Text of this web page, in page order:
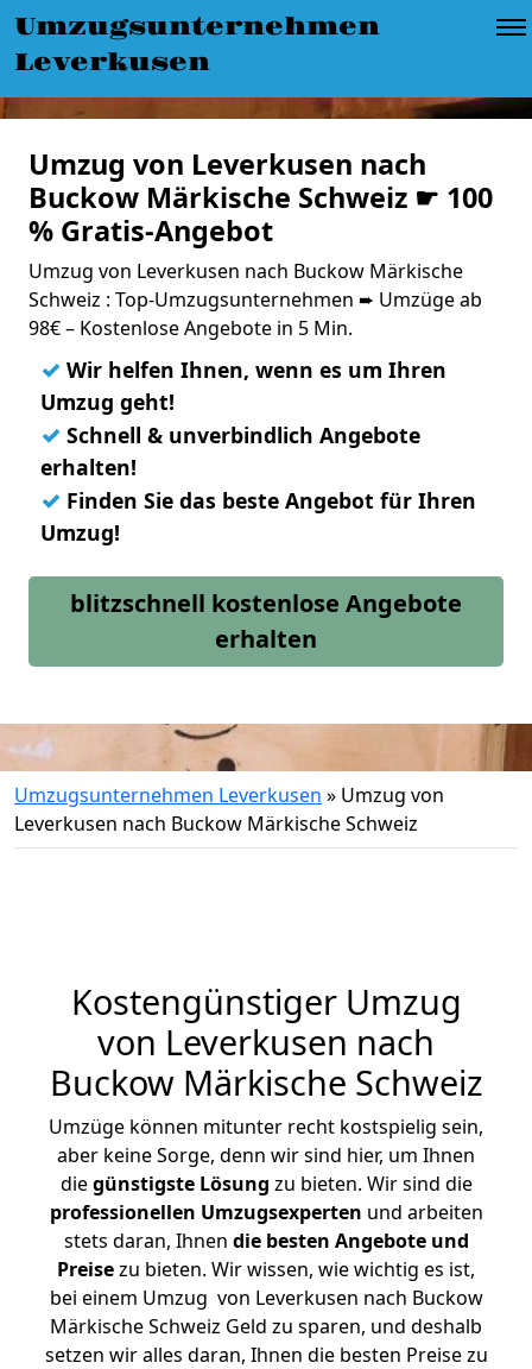
Umzugsunternehmen
Leverkusen
Umzug von Leverkusen nach
Buckow Märkische Schweiz ☛ 100
% Gratis-Angebot
Umzug von Leverkusen nach Buckow Märkische
Schweiz : Top-Umzugsunternehmen ➨ Umzüge ab
98€ – Kostenlose Angebote in 5 Min.
✓ Wir helfen Ihnen, wenn es um Ihren
Umzug geht!
✓ Schnell & unverbindlich Angebote
erhalten!
✓ Finden Sie das beste Angebot für Ihren
Umzug!
blitzschnell kostenlose Angebote
erhalten
Umzugsunternehmen Leverkusen » Umzug von
Leverkusen nach Buckow Märkische Schweiz
Kostengünstiger Umzug
von Leverkusen nach
Buckow Märkische Schweiz
Umzüge können mitunter recht kostspielig sein,
aber keine Sorge, denn wir sind hier, um Ihnen
diegünstigste Lösung zu bieten. Wir sind die
professionellen Umzugsexperten und arbeiten
stets daran, Ihnen die besten Angebote und
Preisezu bieten. Wir wissen, wie wichtig es ist,
bei einem Umzug von Leverkusen nach Buckow
Märkische Schweiz Geld zu sparen, und deshalb
setzen wir alles daran, Ihnen die besten Preise zu